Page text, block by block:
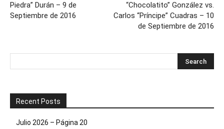
Piedra” Durán – 9 de
Septiembre de 2016
“Chocolatito” González vs.
Carlos “Príncipe” Cuadras – 10
de Septiembre de 2016
Recent Posts
Julio 2026 – Página 20